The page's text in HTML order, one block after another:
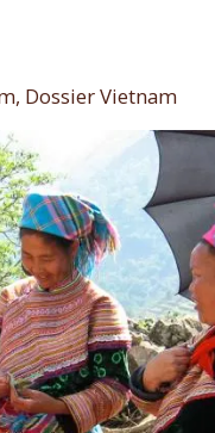
Dossier Vietnam